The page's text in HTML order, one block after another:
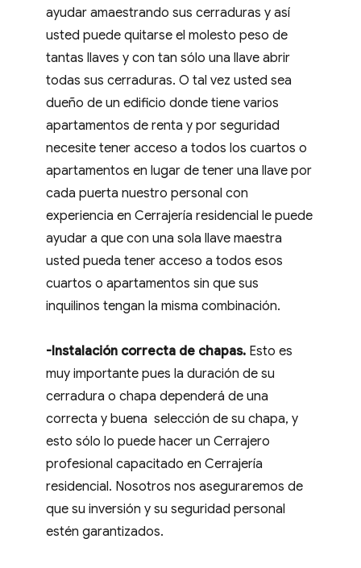
ayudar amaestrando sus cerraduras y así
usted puede quitarse el molesto peso de
tantas llaves y con tan sólo una llave abrir
todas sus cerraduras. O tal vez usted sea
dueño de un edificio donde tiene varios
apartamentos de renta y por seguridad
necesite tener acceso a todos los cuartos o
apartamentos en lugar de tener una llave por
cada puerta nuestro personal con
experiencia en Cerrajería residencial le puede
ayudar a que con una sola llave maestra
usted pueda tener acceso a todos esos
cuartos o apartamentos sin que sus
inquilinos tengan la misma combinación.
-Instalación correcta de chapas. Esto es
muy importante pues la duración de su
cerradura o chapa dependerá de una
correcta y buena selección de su chapa, y
esto sólo lo puede hacer un Cerrajero
profesional capacitado en Cerrajería
residencial. Nosotros nos aseguraremos de
que su inversión y su seguridad personal
estén garantizados.